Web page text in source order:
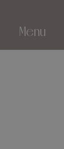
Menu